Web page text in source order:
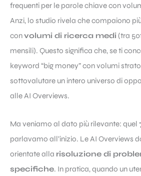
frequenti per le parole chiave con
Anzi, lo studio rivela che compaiono
convolumi di ricerca medi(tra
mensili). Questo significa che, se ti
keyword “big money” con volumi
sottovalutare un intero universo di
alle AI Overviews.
Ma veniamo al dato più rilevante: quel
parlavamo all’inizio. Le AI Overviews
orientate alla risoluzione di
specifiche. In pratica, quando un